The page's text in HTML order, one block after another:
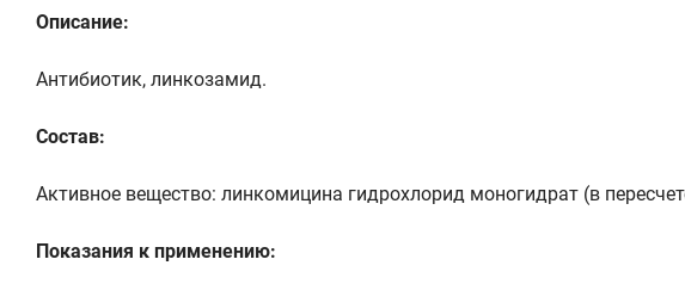
Описание:
Антибиотик, линкозамид.
Состав:
Активное вещество: линкомицина гидрохлорид моногидрат (в
Показания к применению: